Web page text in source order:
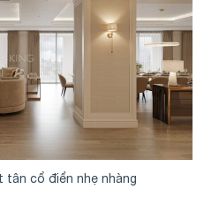
tân cổ điển nhẹ nhàng